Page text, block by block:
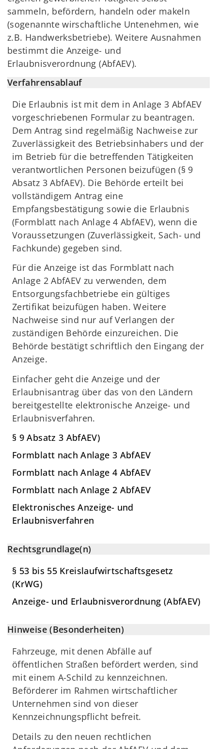
sammeln, befördern, handeln oder makeln
(sogenannte wirschaftliche Untenehmen, wie
z.B. Handwerksbetriebe). Weitere Ausnahmen
bestimmt die Anzeige- und
Erlaubnisverordnung (AbfAEV).
Verfahrensablauf
Die Erlaubnis ist mit dem in Anlage 3 AbfAEV
vorgeschriebenen Formular zu beantragen.
Dem Antrag sind regelmäßig Nachweise zur
Zuverlässigkeit des Betriebsinhabers und der
im Betrieb für die betreffenden Tätigkeiten
verantwortlichen Personen beizufügen (§ 9
Absatz 3 AbfAEV). Die Behörde erteilt bei
vollständigem Antrag eine
Empfangsbestätigung sowie die Erlaubnis
(Formblatt nach Anlage 4 AbfAEV), wenn die
Voraussetzungen (Zuverlässigkeit, Sach- und
Fachkunde) gegeben sind.
Für die Anzeige ist das Formblatt nach
Anlage 2 AbfAEV zu verwenden, dem
Entsorgungsfachbetriebe ein gültiges
Zertifikat beizufügen haben. Weitere
Nachweise sind nur auf Verlangen der
zuständigen Behörde einzureichen. Die
Behörde bestätigt schriftlich den Eingang der
Anzeige.
Einfacher geht die Anzeige und der
Erlaubnisantrag über das von den Ländern
bereitgestellte elektronische Anzeige- und
Erlaubnisverfahren.
§ 9 Absatz 3 AbfAEV)
Formblatt nach Anlage 3 AbfAEV
Formblatt nach Anlage 4 AbfAEV
Formblatt nach Anlage 2 AbfAEV
Elektronisches Anzeige- und
Erlaubnisverfahren
Rechtsgrundlage(n)
§ 53 bis 55 Kreislaufwirtschaftsgesetz
(KrWG)
Anzeige- und Erlaubnisverordnung (AbfAEV)
Hinweise (Besonderheiten)
Fahrzeuge, mit denen Abfälle auf
öffentlichen Straßen befördert werden, sind
mit einem A-Schild zu kennzeichnen.
Beförderer im Rahmen wirtschaftlicher
Unternehmen sind von dieser
Kennzeichnungspflicht befreit.
Details zu den neuen rechtlichen